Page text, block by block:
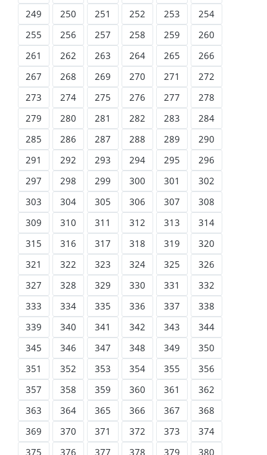
249
250 251 252 253
254
255
256 257 258 259
260
261
262 263 264 265
266
267
268 269 270 271
272
273
274 275 276 277
278
279
280 281 282 283
284
285
286 287 288 289
290
291
292 293 294 295
296
297
298 299 300 301
302
303
304 305 306 307
308
309
310 311 312 313
314
315
316 317 318 319
320
321
322 323 324 325
326
327
328 329 330 331
332
333
334 335 336 337
338
339
340 341 342 343
344
345
346 347 348 349
350
351
352 353 354 355
356
357
358 359 360 361
362
363
364 365 366 367
368
369
370 371 372 373
374
375
376 377 378 379 380